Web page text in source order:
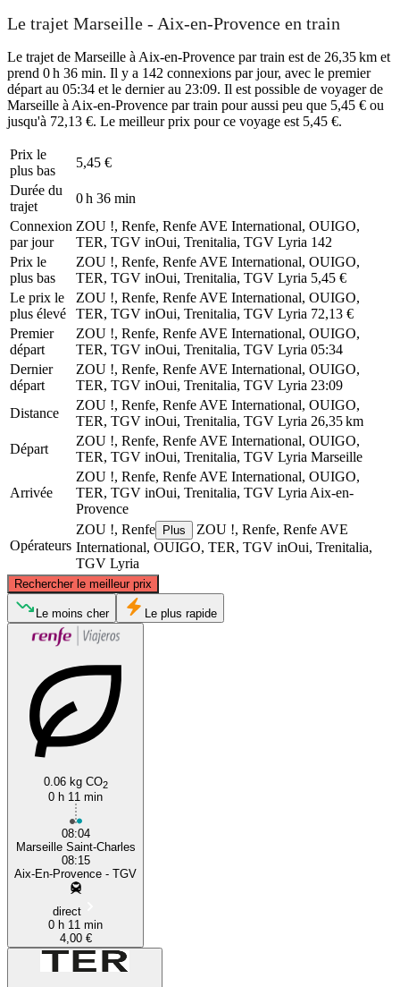
Le trajet Marseille - Aix-en-Provence en train
Le trajet de Marseille à Aix-en-Provence par train est de 26,35 km et
prend 0 h 36 min. Il y a 142 connexions par jour, avec le premier
départ au 05:34 et le dernier au 23:09. Il est possible de voyager de
Marseille à Aix-en-Provence par train pour aussi peu que 5,45 € ou
jusqu'à 72,13 €. Le meilleur prix pour ce voyage est 5,45 €.
Prix ​​le
plus bas
5,45 €
Durée du
trajet
0 h 36 min
Connexion
par jour
ZOU !, Renfe, Renfe AVE International, OUIGO,
TER, TGV inOui, Trenitalia, TGV Lyria 142
Prix ​​le
plus bas
ZOU !, Renfe, Renfe AVE International, OUIGO,
TER, TGV inOui, Trenitalia, TGV Lyria 5,45 €
Le prix le
plus élevé
ZOU !, Renfe, Renfe AVE International, OUIGO,
TER, TGV inOui, Trenitalia, TGV Lyria 72,13 €
Premier
départ
ZOU !, Renfe, Renfe AVE International, OUIGO,
TER, TGV inOui, Trenitalia, TGV Lyria 05:34
Dernier
départ
ZOU !, Renfe, Renfe AVE International, OUIGO,
TER, TGV inOui, Trenitalia, TGV Lyria 23:09
Distance
ZOU !, Renfe, Renfe AVE International, OUIGO,
TER, TGV inOui, Trenitalia, TGV Lyria 26,35 km
Départ
ZOU !, Renfe, Renfe AVE International, OUIGO,
TER, TGV inOui, Trenitalia, TGV Lyria Marseille
Arrivée
ZOU !, Renfe, Renfe AVE International, OUIGO,
TER, TGV inOui, Trenitalia, TGV Lyria Aix-en-
Provence
Opérateurs
ZOU !, Renfe Plus
ZOU !, Renfe, Renfe AVE
International, OUIGO, TER, TGV inOui, Trenitalia,
TGV Lyria
Rechercher le meilleur prix
Aix-en-Provence
Le moins cher Le plus rapide
0.06 kg CO2
0 h 11 min
08:04
Marseille Saint-Charles
08:15
Aix-En-Provence - TGV
direct
0 h 11 min
4,00 €